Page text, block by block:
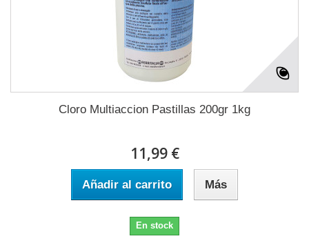
Cloro Multiaccion Pastillas 200gr 1kg
11,99 €
Añadir al carrito Más
En stock